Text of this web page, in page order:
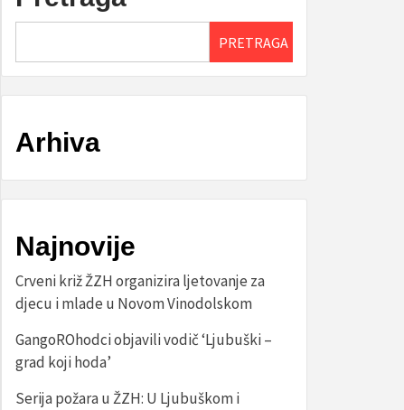
PRETRAGA
Arhiva
Najnovije
Crveni križ ŽZH organizira ljetovanje za
djecu i mlade u Novom Vinodolskom
GangoROhodci objavili vodič ‘Ljubuški –
grad koji hoda’
Serija požara u ŽZH: U Ljubuškom i